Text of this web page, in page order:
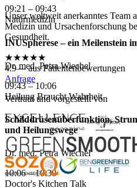
09:21 – 09:43
Naturmedizin
INUSpherese – ein Meilenstein
Dr. med. Petra Wiechel
09:43 – 10:06
Heilung Braucht Wahrheit
Schilddrüsenüberfunktion,
und Heilungswege
Dr. med. Petra Wiechel
10:06 – 10:30
Doctor's Kitchen Talk
Unser weltweit anerkanntes Team
Medizin und Ursachenforschung
Gesundheit.
★★★★★
4.9— aus Patientenbewertungen
Anfrage
Vertraut und vorgestellt von